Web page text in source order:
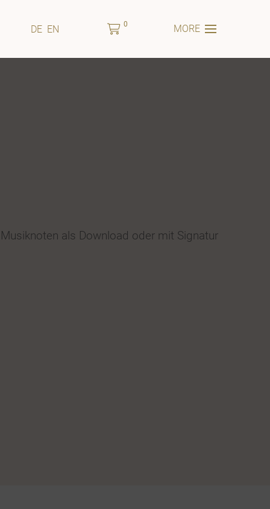
DE EN 0 MORE
als Download oder mit Signatur